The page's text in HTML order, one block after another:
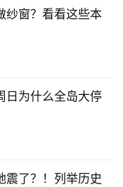
纱窗？看看这些本
日为什么全岛大停
震了？！列举历史